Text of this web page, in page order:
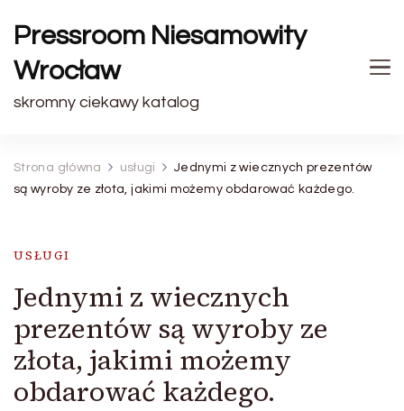
Pressroom Niesamowity
Wrocław
skromny ciekawy katalog
Strona główna usługi
Jednymi z wiecznych prezentów
są wyroby ze złota, jakimi możemy obdarować każdego.
USŁUGI
Jednymi z wiecznych
prezentów są wyroby ze
złota, jakimi możemy
obdarować każdego.